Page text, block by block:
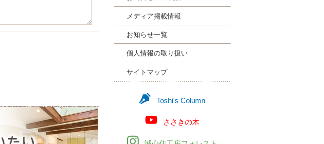
メディア掲載情報
お知らせ一覧
個人情報の取り扱い
サイトマップ
Toshi's Column
ささきの木